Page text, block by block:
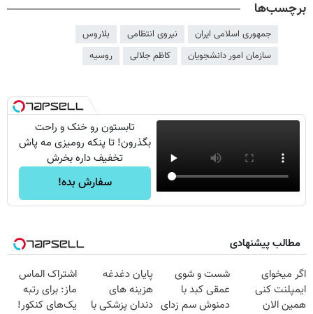
برچسب‌ها
جمهوری اسلامی ایران نیروی انتظامی
بلاروس
سازمان امور دانشجویان
کاظم جلالی روسیه
تابستون رو خنک و راحت
بگذرون! تا پنکه رومیزی مه پاش
تخفیف داره بخرش
سفارش بده!
مطالب پیشنهادی
اگر میخوای
ایمپلنت کنی
همین الان
شست و شوی
عمقی کبد با
دمنوش سم زدای
پایان دغدغه
هزینه های
دندان پزشکی با
اشتراک الماس
ماز: برای رتبه
یک‌های کنکور!